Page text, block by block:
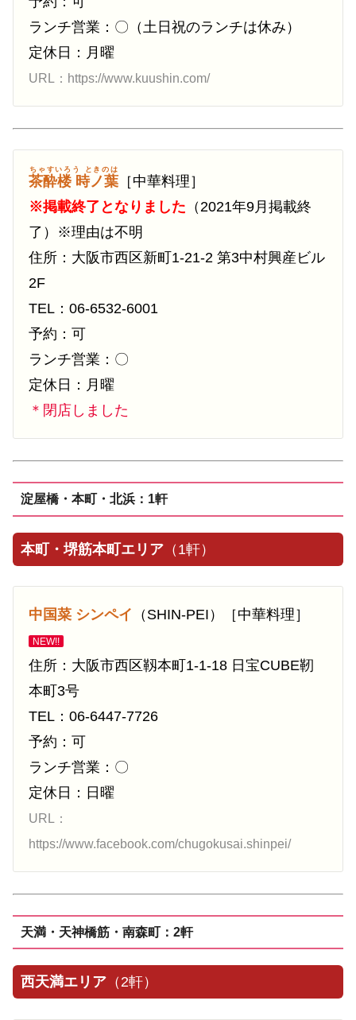
ランチ営業：〇（土日祝のランチは休み）
定休日：月曜
URL：https://www.kuushin.com/
茶酔楼 時ノ葉
ちゃすいろう ときのは
［中華料理］
※掲載終了となりました （2021年9月掲載終
了）※理由は不明
住所：大阪市西区新町1-21-2 第3中村興産ビル
2F
TEL：06-6532-6001
予約：可
ランチ営業：〇
定休日：月曜
＊閉店しました
淀屋橋・本町・北浜：1軒
本町・堺筋本町エリア （1軒）
中国菜 シンペイ （SHIN-PEI）［中華料理］
NEW!!
住所：大阪市西区靱本町1-1-18 日宝CUBE靭
本町3号
TEL：06-6447-7726
予約：可
ランチ営業：〇
定休日：日曜
URL：
https://www.facebook.com/chugokusai.shinpei/
天満・天神橋筋・南森町：2軒
西天満エリア （2軒）